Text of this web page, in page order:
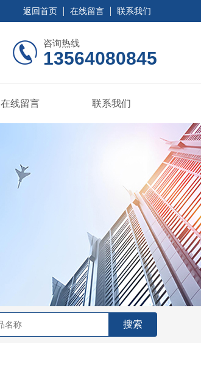
返回首页 在线留言 联系我们
咨询热线
13564080845
在线留言 联系我们